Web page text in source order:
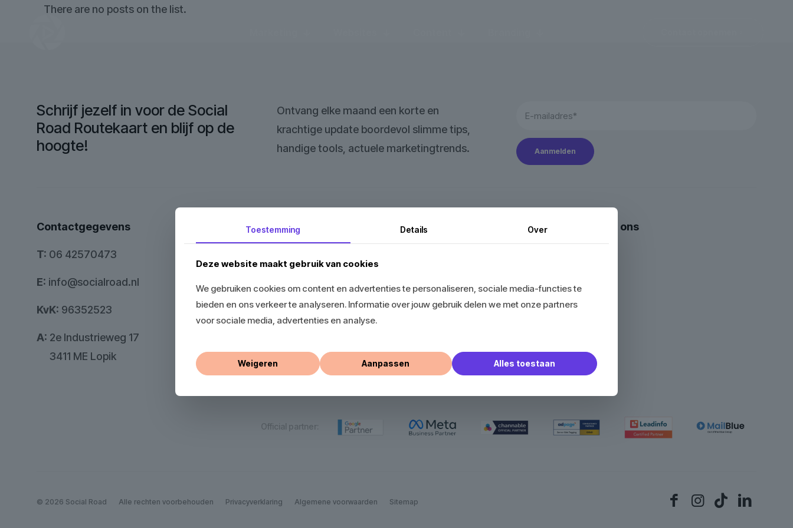
There are no posts on the list.
Schrijf jezelf in voor de Social
Road Routekaart en blijf op de
hoogte!
Ontvang elke maand een korte en
krachtige update boordevol slimme tips,
handige tools, actuele marketingtrends.
Contactgegevens
T: 06 42570473
E: info@socialroad.nl
KvK: 96352523
A: 2e Industrieweg 17
3411 ME Lopik
Diensten
Social Media
E-mail marketing
Branding
Bedrijfsfotografie
Meer over ons
Cases
Official partner:
© 2026 Social Road Alle rechten voorbehouden Privacyverklaring Algemene voorwaarden Sitemap
Toestemming Details Over
Deze website maakt gebruik van cookies
We gebruiken cookies om content en advertenties te personaliseren, sociale media-functies te
bieden en ons verkeer te analyseren. Informatie over jouw gebruik delen we met onze partners
voor sociale media, advertenties en analyse.
Weigeren Aanpassen Alles toestaan